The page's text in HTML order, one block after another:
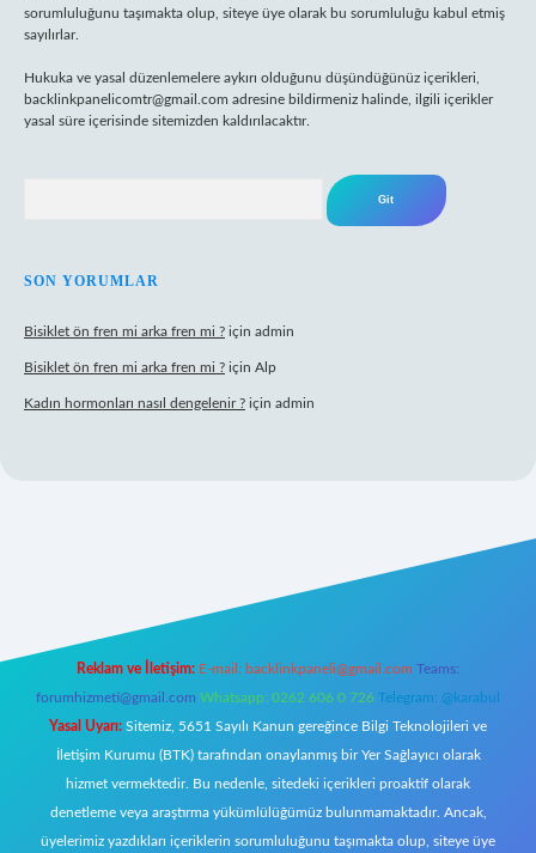
sorumluluğunu taşımakta olup, siteye üye olarak bu sorumluluğu kabul etmiş
sayılırlar.
Hukuka ve yasal düzenlemelere aykırı olduğunu düşündüğünüz içerikleri,
backlinkpanelicomtr@gmail.com adresine bildirmeniz halinde, ilgili içerikler
yasal süre içerisinde sitemizden kaldırılacaktır.
SON YORUMLAR
Bisiklet ön fren mi arka fren mi ? için admin
Bisiklet ön fren mi arka fren mi ? için Alp
Kadın hormonları nasıl dengelenir ? için admin
Reklam ve İletişim: E-mail: backlinkpaneli@gmail.com Teams:
forumhizmeti@gmail.com Whatsapp: 0262 606 0 726 Telegram: @karabul
Yasal Uyarı: Sitemiz, 5651 Sayılı Kanun gereğince Bilgi Teknolojileri ve
İletişim Kurumu (BTK) tarafından onaylanmış bir Yer Sağlayıcı olarak
hizmet vermektedir. Bu nedenle, sitedeki içerikleri proaktif olarak
denetleme veya araştırma yükümlülüğümüz bulunmamaktadır. Ancak,
üyelerimiz yazdıkları içeriklerin sorumluluğunu taşımakta olup, siteye üye